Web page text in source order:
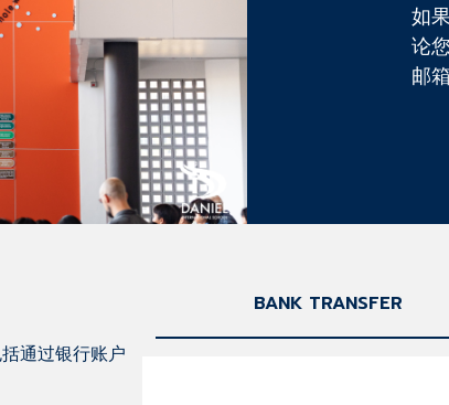
如
论
邮
通过银行账户
BANK TRANSFER